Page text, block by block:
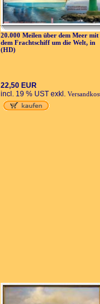
20.000 Meilen über dem Meer mit
dem Frachtschiff um die Welt, in
(HD)
22,50 EUR
incl. 19 % UST exkl.